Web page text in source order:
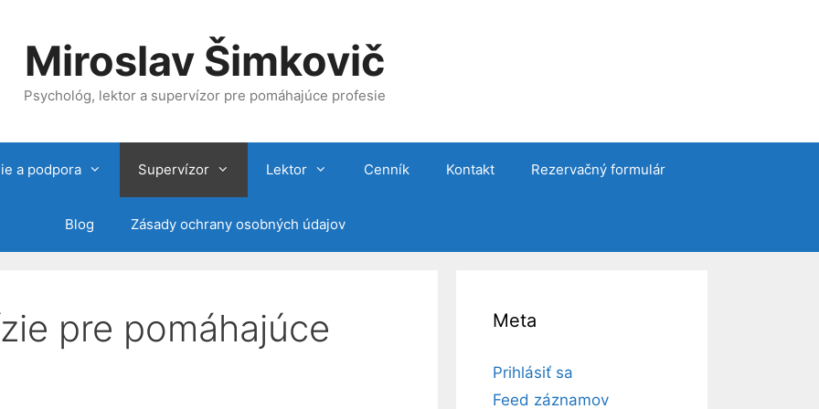
Miroslav Šimkovič
Psychológ, lektor a supervízor pre pomáhajúce profesie
a podpora Supervízor Lektor Cenník Kontakt Rezervačný formulár
Blog Zásady ochrany osobných údajov
pre pomáhajúce
Meta
Prihlásiť sa
Feed záznamov